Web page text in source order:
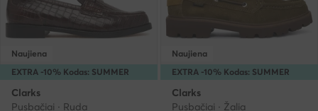
EXTRA -10% Kodas: SUMMER
Naujiena
Clarks
Pusbačiai · Ruda
EXTRA -10% Kodas: SUMMER
Naujiena
Clarks
Pusbačiai · Žalia